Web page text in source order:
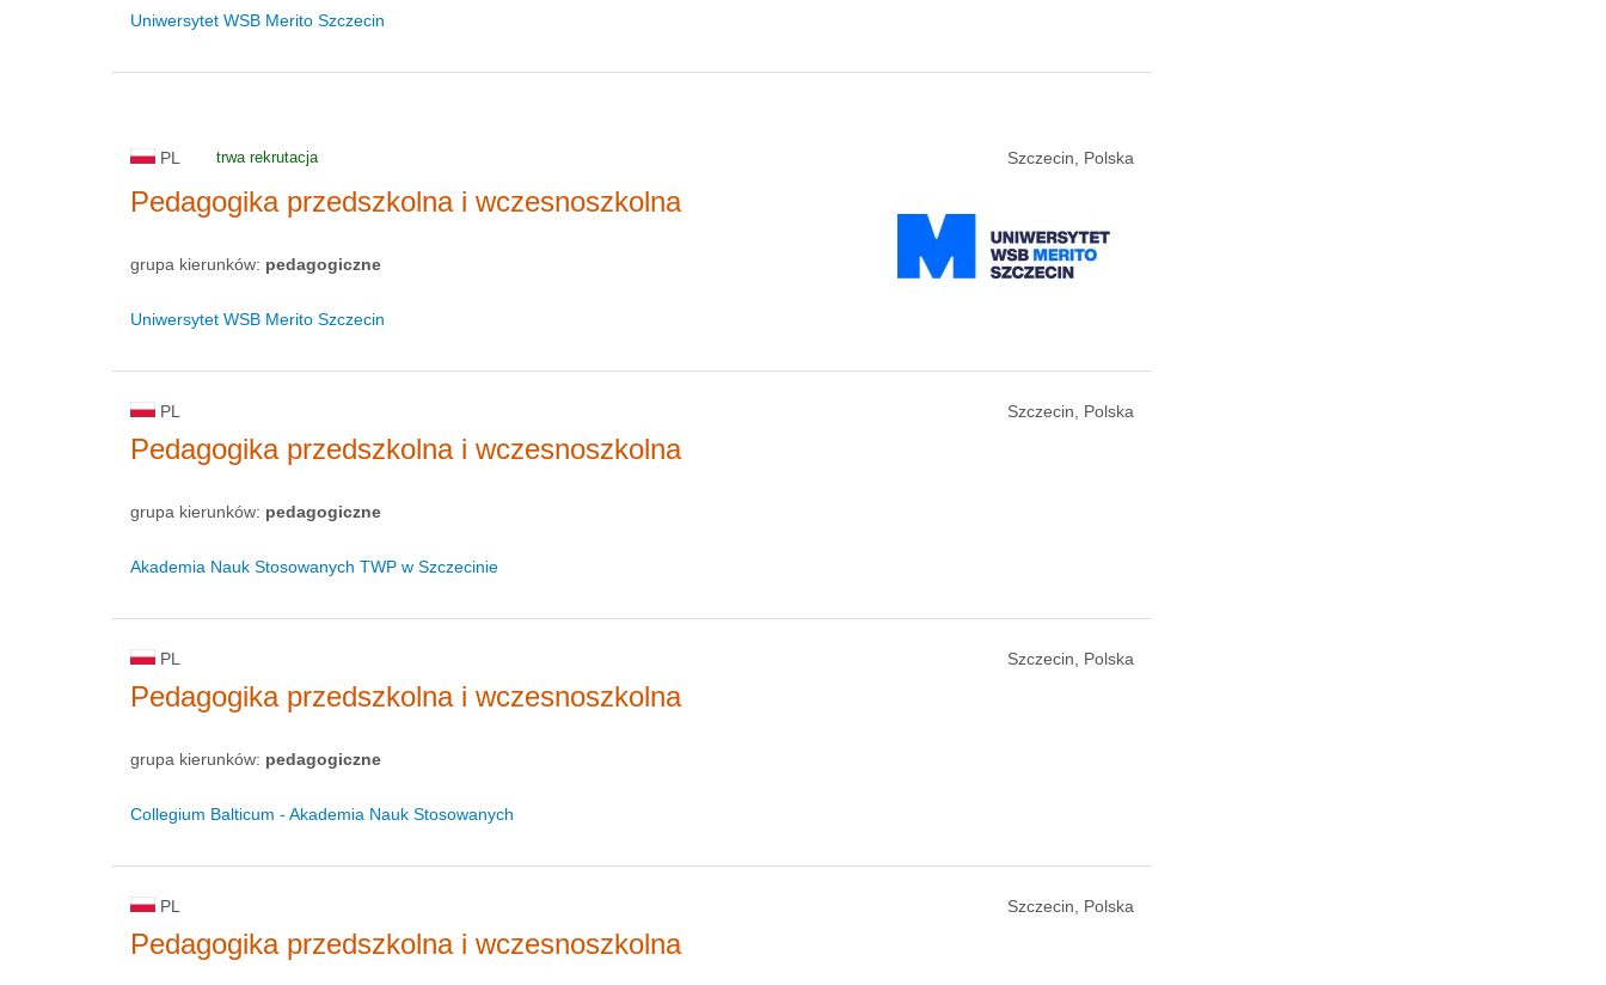
Uniwersytet WSB Merito Szczecin
PL trwa rekrutacja Szczecin, Polska
Pedagogika przedszkolna i wczesnoszkolna
grupa kierunków: pedagogiczne
Uniwersytet WSB Merito Szczecin
PL Szczecin, Polska
Pedagogika przedszkolna i wczesnoszkolna
grupa kierunków: pedagogiczne
Akademia Nauk Stosowanych TWP w Szczecinie
PL Szczecin, Polska
Pedagogika przedszkolna i wczesnoszkolna
grupa kierunków: pedagogiczne
Collegium Balticum - Akademia Nauk Stosowanych
PL Szczecin, Polska
Pedagogika przedszkolna i wczesnoszkolna